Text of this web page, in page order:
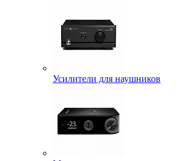
Усилители для наушников